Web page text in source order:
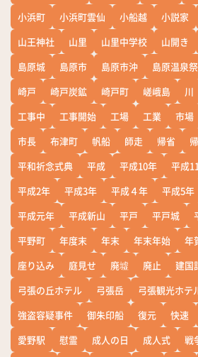
小浜町 小浜町雲仙 小船越 小説家
山王神社
山里 山里中学校 山開き
島原城
島原市 島原市沖 島原温泉
崎戸
崎戸炭鉱 崎戸町 嵯峨島 川
工事中
工事開始 工場 工業 市場
市長
布津町 帆船 師走 帰省
平和祈念式典
平成 平成10年 平成
平成2年
平成3年 平成４年 平成5年
平成元年
平成新山 平戸 平戸城
平野町
年度末 年末 年末年始 年
座り込み
庭見せ 廃墟 廃止 建国
弓張の丘ホテル
弓張岳 弓張観光ホテ
強盗容疑事件
御朱印船 復元 快速
愛野駅
慰霊 成人の日 成人式 戦